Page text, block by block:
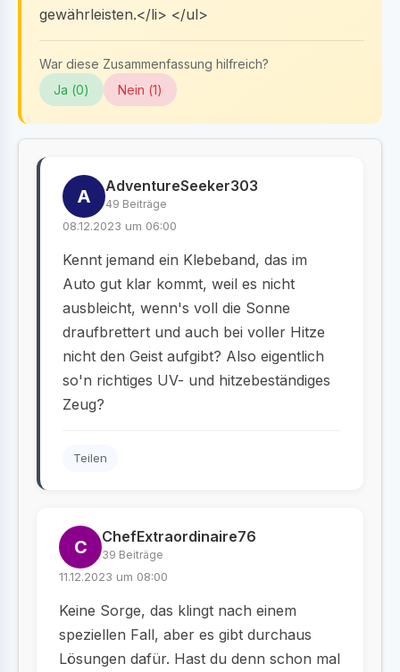
gewährleisten.</li> </ul>
War diese Zusammenfassung hilfreich?
Ja (0) Nein (1)
A AdventureSeeker303
49 Beiträge
08.12.2023 um 06:00
Kennt jemand ein Klebeband, das im
Auto gut klar kommt, weil es nicht
ausbleicht, wenn's voll die Sonne
draufbrettert und auch bei voller Hitze
nicht den Geist aufgibt? Also eigentlich
so'n richtiges UV- und hitzebeständiges
Zeug?
Teilen
C ChefExtraordinaire76
39 Beiträge
11.12.2023 um 08:00
Keine Sorge, das klingt nach einem
speziellen Fall, aber es gibt durchaus
Lösungen dafür. Hast du denn schon mal